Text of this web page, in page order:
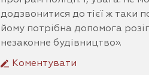
додзвонитися до тієї ж таки
йому потрібна допомога
незаконне будівництво».
Коментувати